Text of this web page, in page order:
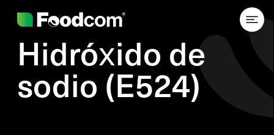
Hidróxido de
sodio (E524)